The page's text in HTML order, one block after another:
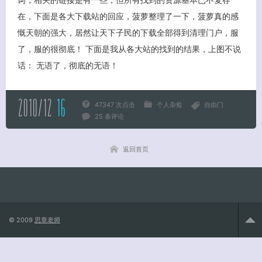
在，下面是各大下载站的回应，菠萝整理了一下，菠萝真的感
慨天朝的强大，居然让天下子民的下载全部得到清理门户，服
了，服的很彻底！ 下面是我从各大站的找到的结果，上图不说
话： 无语了，彻底的无语！
2010/12 16 47347 次点击 个人杂烩
自由门
25 条评论
返回首页
© 2009 思章老师
关闭弹窗